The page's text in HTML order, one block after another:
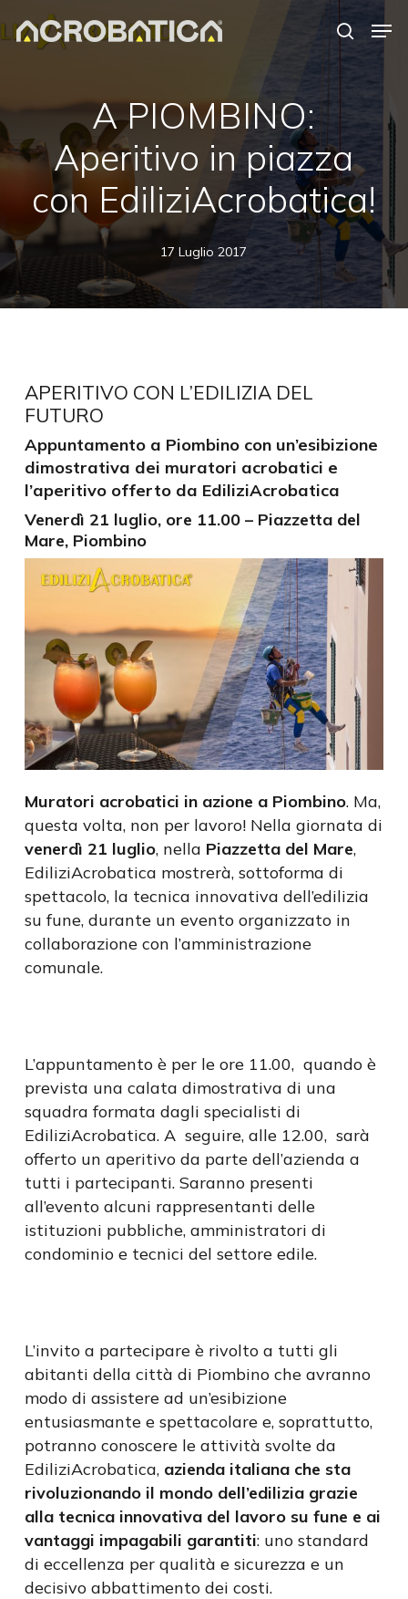
to
A PIOMBINO:
Aperitivo in piazza
con EdiliziAcrobatica!
17 Luglio 2017
APERITIVO CON L’EDILIZIA DEL
FUTURO
Appuntamento a Piombino con un’esibizione
dimostrativa dei muratori acrobatici e
l’aperitivo offerto da EdiliziAcrobatica
Venerdì 21 luglio, ore 11.00 – Piazzetta del
Mare, Piombino
Muratori acrobatici in azione a Piombino. Ma,
questa volta, non per lavoro! Nella giornata di
venerdì 21 luglio, nella Piazzetta del Mare,
EdiliziAcrobatica mostrerà, sottoforma di
spettacolo, la tecnica innovativa dell’edilizia
su fune, durante un evento organizzato in
collaborazione con l’amministrazione
comunale.
L’appuntamento è per le ore 11.00, quando è
prevista una calata dimostrativa di una
squadra formata dagli specialisti di
EdiliziAcrobatica. A seguire, alle 12.00, sarà
offerto un aperitivo da parte dell’azienda a
tutti i partecipanti. Saranno presenti
all’evento alcuni rappresentanti delle
istituzioni pubbliche, amministratori di
condominio e tecnici del settore edile.
L’invito a partecipare è rivolto a tutti gli
abitanti della città di Piombino che avranno
modo di assistere ad un’esibizione
entusiasmante e spettacolare e, soprattutto,
potranno conoscere le attività svolte da
EdiliziAcrobatica, azienda italiana che sta
rivoluzionando il mondo dell’edilizia grazie
alla tecnica innovativa del lavoro su fune e ai
vantaggi impagabili garantiti: uno standard
di eccellenza per qualità e sicurezza e un
decisivo abbattimento dei costi.
Menu